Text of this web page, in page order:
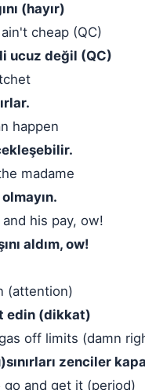
(hayır)
cheap (QC)
ucuz değil (QC)
happen
madame
his pay, ow!
aldım, ow!
(attention)
edin (dikkat)
off limits (damn
zenciler
and get it (period)